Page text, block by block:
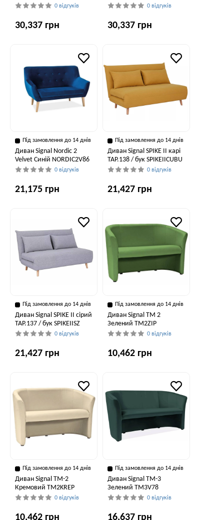
0 відгуків
30,337 грн
0 відгуків
30,337 грн
Під замовлення до 14 днів
Диван Signal Nordic 2
Velvet Синій NORDIC2V86
0 відгуків
21,175 грн
Під замовлення до 14 днів
Диван Signal SPIKE II карі
TAP.138 / бук SPIKEIICUBU
0 відгуків
21,427 грн
Під замовлення до 14 днів
Диван Signal SPIKE II сірий
TAP.137 / бук SPIKEIISZ
0 відгуків
21,427 грн
Під замовлення до 14 днів
Диван Signal TM 2
Зелений TM2ZIP
0 відгуків
10,462 грн
Під замовлення до 14 днів
Диван Signal TM-2
Кремовий TM2KREP
0 відгуків
10,462 грн
Під замовлення до 14 днів
Диван Signal TM-3
Зелений TM3V78
0 відгуків
16,637 грн